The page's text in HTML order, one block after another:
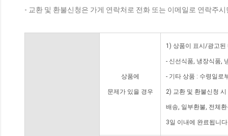
- 교환 및 환불신청은 가게 연락처로 전화 또는 이메일로 연락주
상품에
문제가 있을 경우
1) 상품이 표시/광고된
- 신선식품, 냉장식품,
- 기타 상품 : 수령일로
2) 교환 및 환불신청
배송, 일부환불, 전체
3일 이내에 완료됩니